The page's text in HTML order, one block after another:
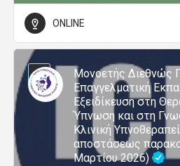
ONLINE
Μονοετής Διεθνώς
Επαγγελματική
Εξειδίκευση στη
Ύπνωση και στη
Κλινική
αποστάσεως
Μαρτίου 2026)